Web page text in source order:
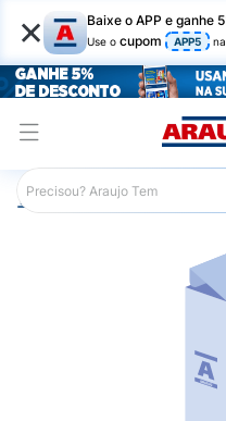
× Baixe o APP e ganhe
Use o cupom APP5
Araujo Medicamentos